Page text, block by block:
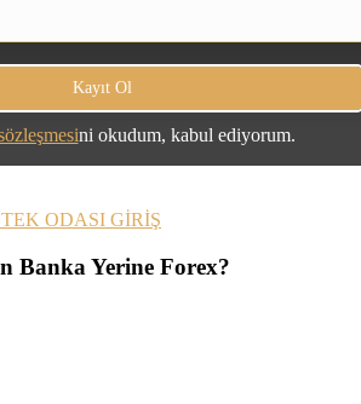
ni okudum, kabul ediyorum.
ODASI GİRİŞ
Banka Yerine Forex?